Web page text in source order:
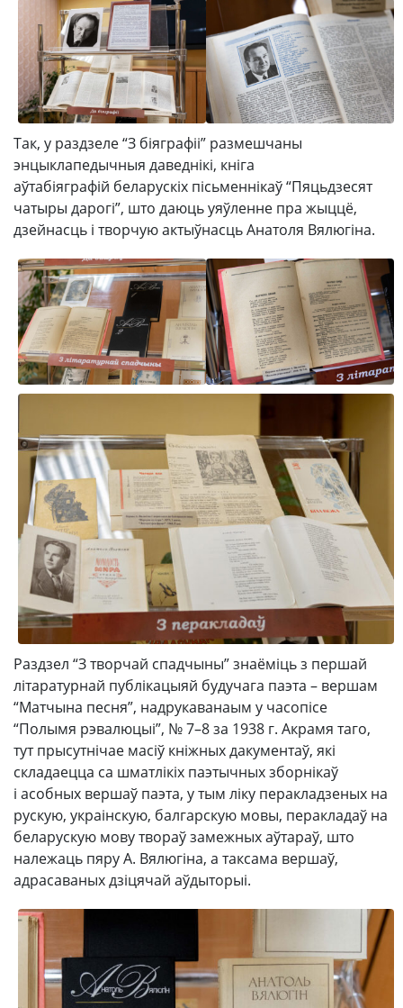
Так, у раздзеле “З біяграфіі” размешчаны
энцыклапедычныя даведнікі, кніга
аўтабіяграфій беларускіх пісьменнікаў “Пяцьдзесят
чатыры дарогі”, што даюць уяўленне пра жыццё,
дзейнасць і творчую актыўнасць Анатоля Вялюгіна.
Раздзел “З творчай спадчыны” знаёміць з першай
літаратурнай публікацыяй будучага паэта – вершам
“Матчына песня”, надрукаванаым у часопісе
“Полымя рэвалюцыі”, № 7–8 за 1938 г. Акрамя таго,
тут прысутнічае масіў кніжных дакументаў, які
складаецца са шматлікіх паэтычных зборнікаў
і асобных вершаў паэта, у тым ліку перакладзеных на
рускую, украінскую, балгарскую мовы, перакладаў на
беларускую мову твораў замежных аўтараў, што
належаць пяру А. Вялюгіна, а таксама вершаў,
адрасаваных дзіцячай аўдыторыі.